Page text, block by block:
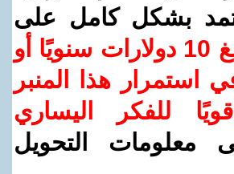
بشكل كامل على
ساهم/ي معنا! بدعمكم بمبلغ 10 دولارات سنويًا أو
استمرار هذا المنبر
للفكر اليساري
معلومات التحويل